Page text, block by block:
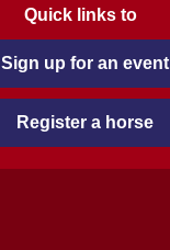
Quick links to
Sign up for an event
Register a horse